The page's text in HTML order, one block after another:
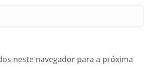
neste navegador para a próxima